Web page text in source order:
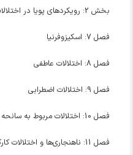
بخش 2: رویکردهای پویا در اختلالات DSM-5
فصل 7: اسکیزوفرنیا
فصل 8: اختلالات عاطفی
فصل 9: اختلالات اضطرابی
فصل 10: اختلالات مربوط به سانحه و فشار روانی و اختلالات تجزیه‌ای
فصل 11: ناهنجاری‌ها و اختلالات کارکرد جنسی